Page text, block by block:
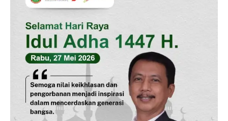
SUBSCRIBE NOW
Company
Disclaimer
Kontak Kami